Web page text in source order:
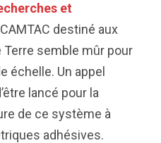
et
destiné aux
Terre semble mûr pour
échelle. Un appel
lancé pour la
de ce système à
adhésives.